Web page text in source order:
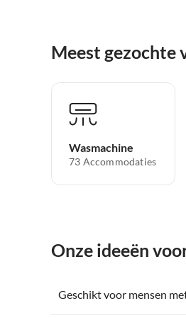
Meest gezochte
Wasmachine
73 Accommodaties
Onze ideeën